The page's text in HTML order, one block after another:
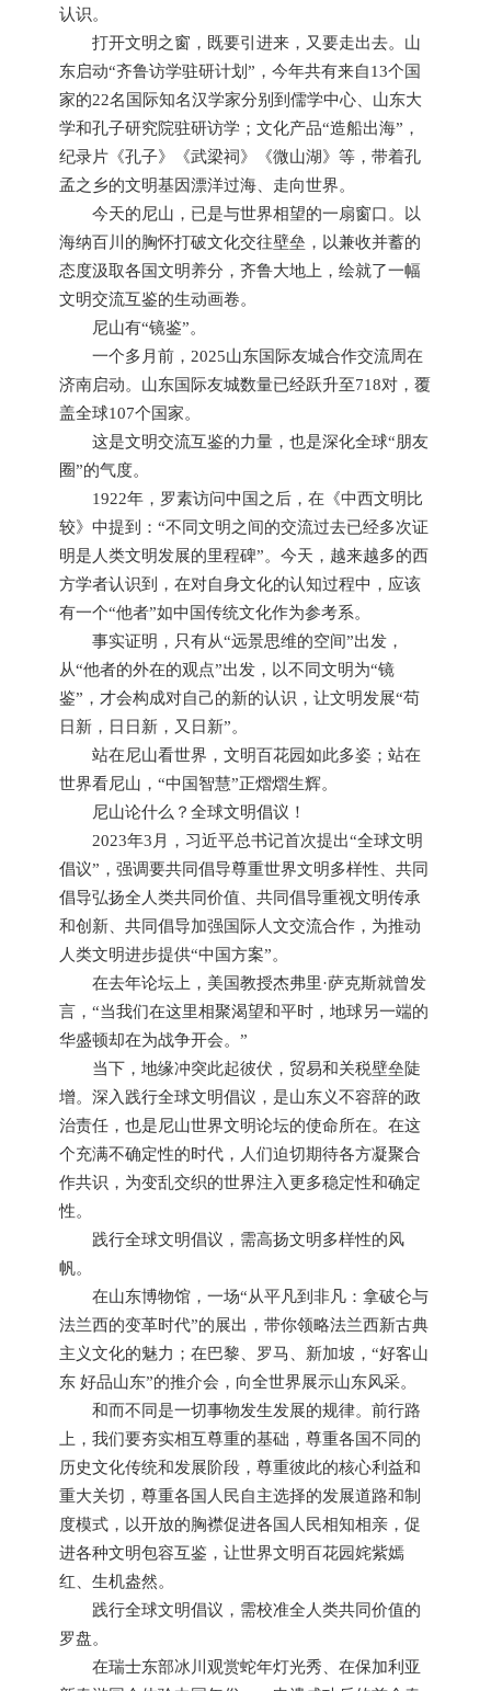
认识。
打开文明之窗，既要引进来，又要走出去。山
东启动“齐鲁访学驻研计划”，今年共有来自13个国
家的22名国际知名汉学家分别到儒学中心、山东大
学和孔子研究院驻研访学；文化产品“造船出海”，
纪录片《孔子》《武梁祠》《微山湖》等，带着孔
孟之乡的文明基因漂洋过海、走向世界。
今天的尼山，已是与世界相望的一扇窗口。以
海纳百川的胸怀打破文化交往壁垒，以兼收并蓄的
态度汲取各国文明养分，齐鲁大地上，绘就了一幅
文明交流互鉴的生动画卷。
尼山有“镜鉴”。
一个多月前，2025山东国际友城合作交流周在
济南启动。山东国际友城数量已经跃升至718对，覆
盖全球107个国家。
这是文明交流互鉴的力量，也是深化全球“朋友
圈”的气度。
1922年，罗素访问中国之后，在《中西文明比
较》中提到：“不同文明之间的交流过去已经多次证
明是人类文明发展的里程碑”。今天，越来越多的西
方学者认识到，在对自身文化的认知过程中，应该
有一个“他者”如中国传统文化作为参考系。
事实证明，只有从“远景思维的空间”出发，
从“他者的外在的观点”出发，以不同文明为“镜
鉴”，才会构成对自己的新的认识，让文明发展“苟
日新，日日新，又日新”。
站在尼山看世界，文明百花园如此多姿；站在
世界看尼山，“中国智慧”正熠熠生辉。
尼山论什么？全球文明倡议！
2023年3月，习近平总书记首次提出“全球文明
倡议”，强调要共同倡导尊重世界文明多样性、共同
倡导弘扬全人类共同价值、共同倡导重视文明传承
和创新、共同倡导加强国际人文交流合作，为推动
人类文明进步提供“中国方案”。
在去年论坛上，美国教授杰弗里·萨克斯就曾发
言，“当我们在这里相聚渴望和平时，地球另一端的
华盛顿却在为战争开会。”
当下，地缘冲突此起彼伏，贸易和关税壁垒陡
增。深入践行全球文明倡议，是山东义不容辞的政
治责任，也是尼山世界文明论坛的使命所在。在这
个充满不确定性的时代，人们迫切期待各方凝聚合
作共识，为变乱交织的世界注入更多稳定性和确定
性。
践行全球文明倡议，需高扬文明多样性的风
帆。
在山东博物馆，一场“从平凡到非凡：拿破仑与
法兰西的变革时代”的展出，带你领略法兰西新古典
主义文化的魅力；在巴黎、罗马、新加坡，“好客山
东 好品山东”的推介会，向全世界展示山东风采。
和而不同是一切事物发生发展的规律。前行路
上，我们要夯实相互尊重的基础，尊重各国不同的
历史文化传统和发展阶段，尊重彼此的核心利益和
重大关切，尊重各国人民自主选择的发展道路和制
度模式，以开放的胸襟促进各国人民相知相亲，促
进各种文明包容互鉴，让世界文明百花园姹紫嫣
红、生机盎然。
践行全球文明倡议，需校准全人类共同价值的
罗盘。
在瑞士东部冰川观赏蛇年灯光秀、在保加利亚